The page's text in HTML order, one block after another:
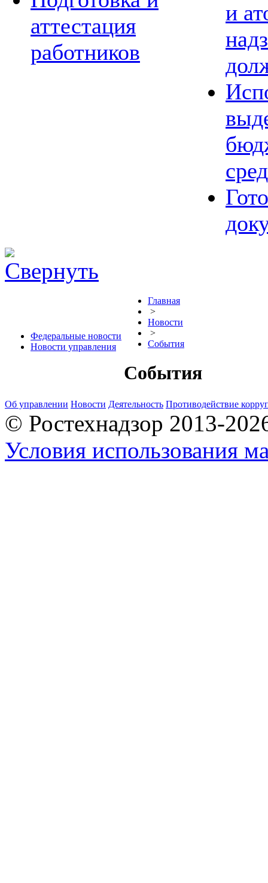
аттестация
работников
и
Федеральные новости
Новости управления
Главная
>
Новости
>
События
События
Об управлении Новости Деятельность Противодействие
© Ростехнадзор 2013-
Условия использования